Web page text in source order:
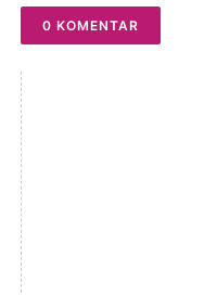
0 KOMENTAR